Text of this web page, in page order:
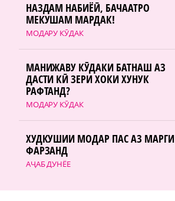
МОДАРУ КӮДАК
НАЗДАМ НАБИЁӢ, БАЧААТРО
МЕКУШАМ МАРДАК!
МОДАРУ КӮДАК
МАНИЖАВУ КӮДАКИ БАТНАШ АЗ
ДАСТИ КӢ ЗЕРИ ХОКИ ХУНУК
РАФТАНД?
АҶАБ ДУНЁЕ
ХУДКУШИИ МОДАР ПАС АЗ МАРГИ
ФАРЗАНД